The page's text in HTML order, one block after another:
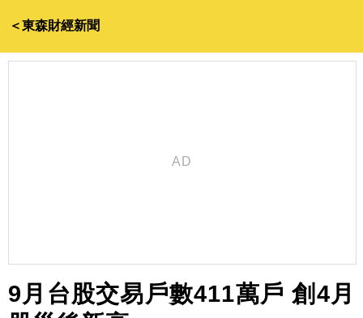
＜東森財經新聞
9月台股交易戶數411萬戶 創4月